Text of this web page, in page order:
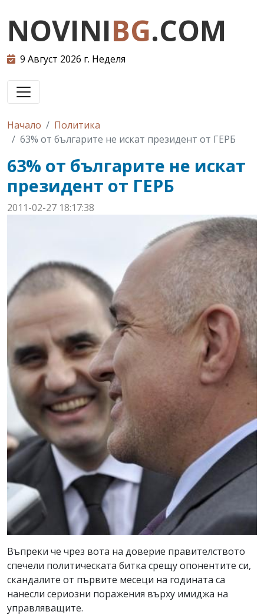
NOVINIBG.COM
9 Август 2026 г. Неделя
Начало
Политика
63% от българите не искат президент от ГЕРБ
63% от българите не искат
президент от ГЕРБ
2011-02-27 18:17:38
Въпреки че чрез вота на доверие правителството
спечели политическата битка срещу опонентите си,
скандалите от първите месеци на годината са
нанесли сериозни поражения върху имиджа на
управляващите.